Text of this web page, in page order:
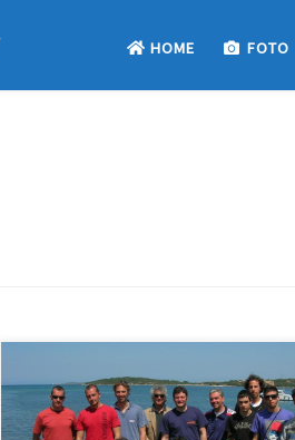
HOME FOTO
PescaSubacquea.net trova le sue origini
quando, sperimentando qua e là con